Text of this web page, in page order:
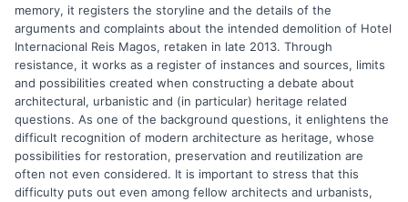
memory, it registers the storyline and the details of the
arguments and complaints about the intended demolition of Hotel
Internacional Reis Magos, retaken in late 2013. Through
resistance, it works as a register of instances and sources, limits
and possibilities created when constructing a debate about
architectural, urbanistic and (in particular) heritage related
questions. As one of the background questions, it enlightens the
difficult recognition of modern architecture as heritage, whose
possibilities for restoration, preservation and reutilization are
often not even considered. It is important to stress that this
difficulty puts out even among fellow architects and urbanists,